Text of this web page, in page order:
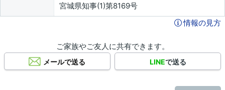
宮城県知事(1)第8169号
情報の見方
ご家族やご友人に共有できます。
メールで送る LINEで送る